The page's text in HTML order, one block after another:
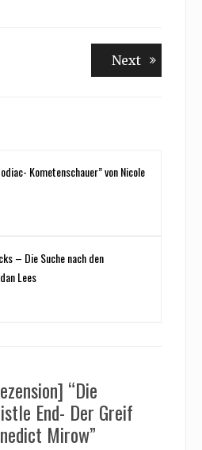
NextNext
Kometenschauer” von Nicole
– Die Suche nach den
Lees
“Die
End- Der Greif
Mirow”